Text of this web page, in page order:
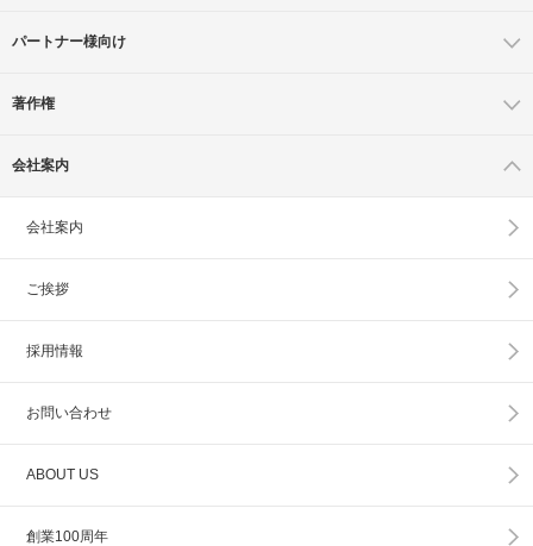
パートナー様向け
著作権
会社案内
会社案内
ご挨拶
採用情報
お問い合わせ
ABOUT US
創業100周年